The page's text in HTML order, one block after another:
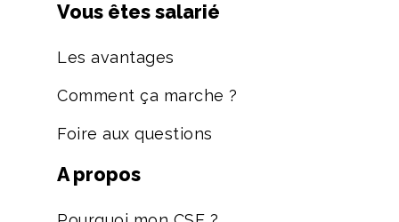
Vous êtes salarié
Les avantages
Comment ça marche ?
Foire aux questions
A propos